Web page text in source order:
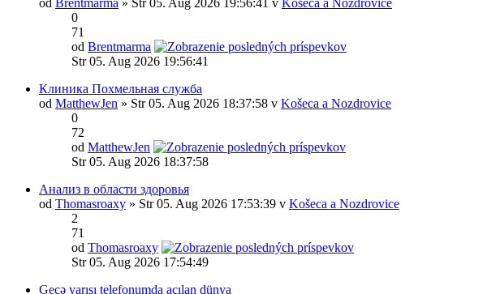
od Brentmarma » Str 05. Aug 2026 19:56:41 v Košeca a Nozdrovice
0
71
od Brentmarma
Str 05. Aug 2026 19:56:41
Клиника Похмельная служба
od MatthewJen » Str 05. Aug 2026 18:37:58 v Košeca a Nozdrovice
0
72
od MatthewJen
Str 05. Aug 2026 18:37:58
Анализ в области здоровья
od Thomasroaxy » Str 05. Aug 2026 17:53:39 v Košeca a Nozdrovice
2
71
od Thomasroaxy
Str 05. Aug 2026 17:54:49
Gecə yarısı telefonumda açılan dünya